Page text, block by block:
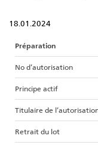
18.01.2024
Préparation
No d’autorisation
Principe actif
Titulaire de
Retrait du lot